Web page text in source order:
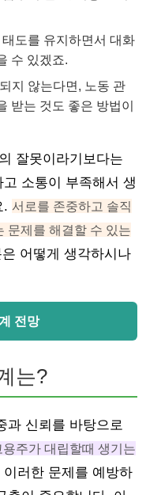
도를 유지하면서 대화
수 있겠죠.
지 않는다면, 노동 관
받는 것도 좋은 방법이
잘못이라기보다는
소통이 부족해서 생
. 서로를 존중하고 솔직
문제를 해결할 수 있는
어떻게 생각하시나
전망
는?
과 신뢰를 바탕으로
용주가 대립할때 생기는
이러한 문제를 예방하